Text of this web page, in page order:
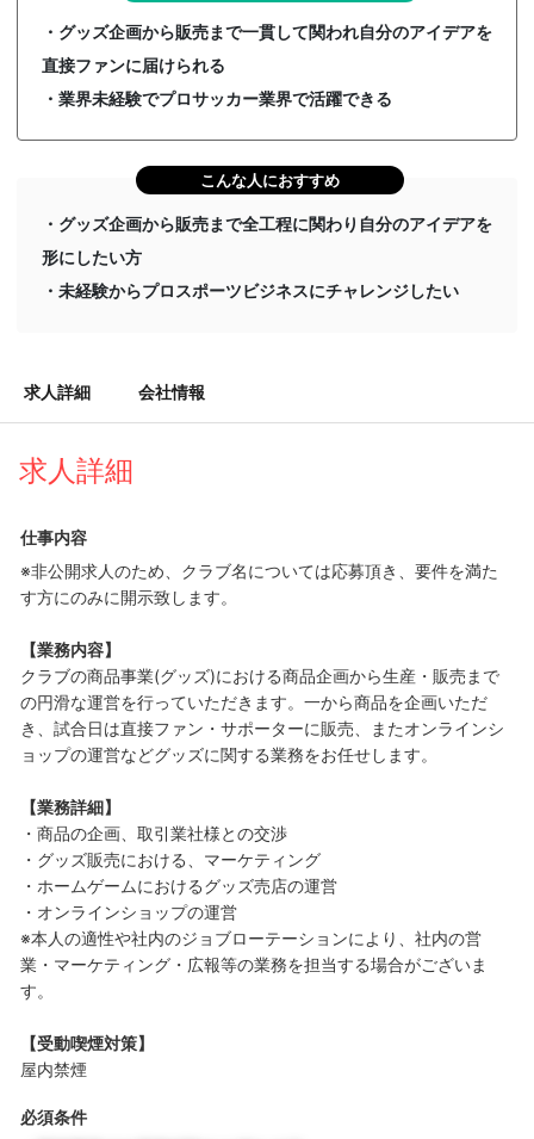
・グッズ企画から販売まで一貫して関われ自分のアイデアを
直接ファンに届けられる
・業界未経験でプロサッカー業界で活躍できる
こんな人におすすめ
・グッズ企画から販売まで全工程に関わり自分のアイデアを
形にしたい方
・未経験からプロスポーツビジネスにチャレンジしたい
求人詳細 会社情報
求人詳細
仕事内容
※非公開求人のため、クラブ名については応募頂き、要件を満た
す方にのみに開示致します。
【業務内容】
クラブの商品事業(グッズ)における商品企画から生産・販売まで
の円滑な運営を行っていただきます。一から商品を企画いただ
き、試合日は直接ファン・サポーターに販売、またオンラインシ
ョップの運営などグッズに関する業務をお任せします。
【業務詳細】
・商品の企画、取引業社様との交渉
・グッズ販売における、マーケティング
・ホームゲームにおけるグッズ売店の運営
・オンラインショップの運営
※本人の適性や社内のジョブローテーションにより、社内の営
業・マーケティング・広報等の業務を担当する場合がございま
す。
【受動喫煙対策】
屋内禁煙
必須条件